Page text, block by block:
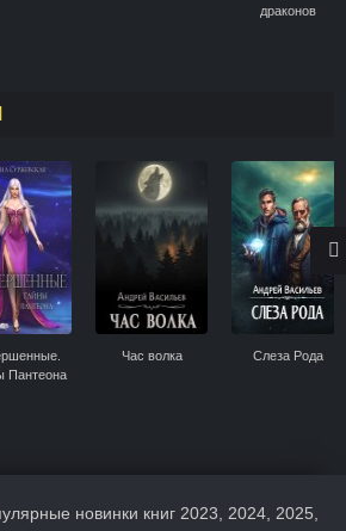
драконов
Пантеона
Час волка Слеза Рода
новинки книг 2023, 2024, 2025,